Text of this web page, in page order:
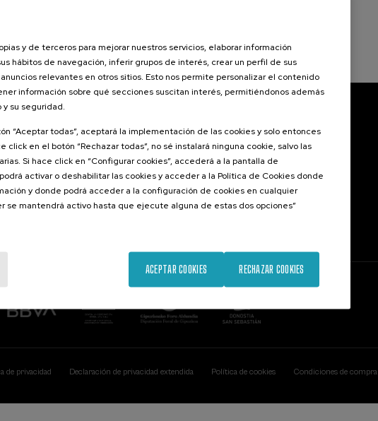
Miramar
de Miraconcha, 48
Donostia / San Sebastián
Spain
con nosotros
Actividades anteriores
de privacidad Declaración de privacidad extendida Política de cookies Condiciones de compra
y de terceros para mejorar nuestros servicios, elaborar información
hábitos de navegación, inferir grupos de interés, crear un perfil de sus
relevantes en otros sitios. Esto nos permite personalizar el contenido
información sobre qué secciones suscitan interés, permitiéndonos además
y su seguridad.
“Aceptar todas”, aceptará la implementación de las cookies y solo entonces
click en el botón “Rechazar todas”, no sé instalará ninguna cookie, salvo las
Si hace click en “Configurar cookies”, accederá a la pantalla de
activar o deshabilitar las cookies y acceder a la Política de Cookies donde
y donde podrá acceder a la configuración de cookies en cualquier
se mantendrá activo hasta que ejecute alguna de estas dos opciones”
RECHAZAR COOKIES
ACEPTAR COOKIES